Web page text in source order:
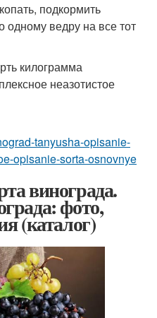
подкормить
одному ведру на все тот
килограмма
неазотистое
tanyusha-opisanie-
opisanie-sorta-osnovnye
винограда.
фото,
(каталог)